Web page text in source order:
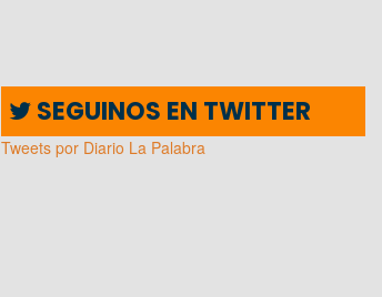
SEGUINOS EN TWITTER
Tweets por Diario La Palabra